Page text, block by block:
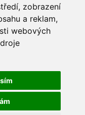
zobrazení
a reklam,
webových